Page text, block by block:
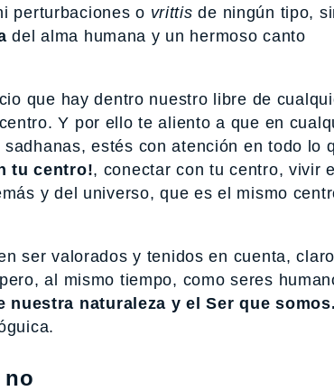
perturbaciones o vrittis de ningún tipo,
del alma humana y un hermoso canto
que hay dentro nuestro libre de
Y por ello te aliento a que en
estés con atención en todo lo
tu centro!, conectar con tu centro, vivir
y del universo, que es el mismo
ser valorados y tenidos en cuenta,
al mismo tiempo, como seres
naturaleza y el Ser que somos.